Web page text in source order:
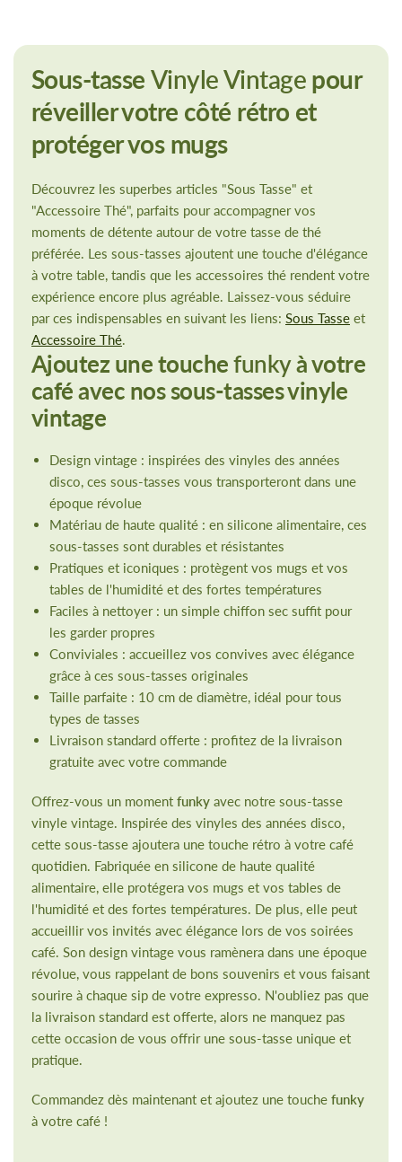
Sous-tasse Vinyle Vintage pour
réveiller votre côté rétro et
protéger vos mugs
Découvrez les superbes articles "Sous Tasse" et
"Accessoire Thé", parfaits pour accompagner vos
moments de détente autour de votre tasse de thé
préférée. Les sous-tasses ajoutent une touche d'élégance
à votre table, tandis que les accessoires thé rendent votre
expérience encore plus agréable. Laissez-vous séduire
par ces indispensables en suivant les liens: Sous Tasse et
Accessoire Thé.
Ajoutez une touchefunkyà votre
café avec nos sous-tasses vinyle
vintage
Design vintage : inspirées des vinyles des années
disco, ces sous-tasses vous transporteront dans une
époque révolue
Matériau de haute qualité : en silicone alimentaire, ces
sous-tasses sont durables et résistantes
Pratiques et iconiques : protègent vos mugs et vos
tables de l'humidité et des fortes températures
Faciles à nettoyer : un simple chiffon sec suffit pour
les garder propres
Conviviales : accueillez vos convives avec élégance
grâce à ces sous-tasses originales
Taille parfaite : 10 cm de diamètre, idéal pour tous
types de tasses
Livraison standard offerte : profitez de la livraison
gratuite avec votre commande
Offrez-vous un momentfunky avec notre sous-tasse
vinyle vintage. Inspirée des vinyles des années disco,
cette sous-tasse ajoutera une touche rétro à votre café
quotidien. Fabriquée en silicone de haute qualité
alimentaire, elle protégera vos mugs et vos tables de
l'humidité et des fortes températures. De plus, elle peut
accueillir vos invités avec élégance lors de vos soirées
café. Son design vintage vous ramènera dans une époque
révolue, vous rappelant de bons souvenirs et vous faisant
sourire à chaque sip de votre expresso. N'oubliez pas que
la livraison standard est offerte, alors ne manquez pas
cette occasion de vous offrir une sous-tasse unique et
pratique.
Commandez dès maintenant et ajoutez une touchefunky
à votre café !